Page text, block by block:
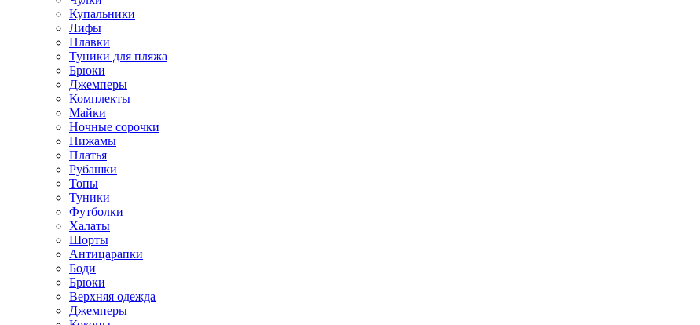
Купальники
Лифы
Плавки
Туники для пляжа
Брюки
Джемперы
Комплекты
Майки
Ночные сорочки
Пижамы
Платья
Рубашки
Топы
Туники
Футболки
Халаты
Шорты
Антицарапки
Боди
Брюки
Верхняя одежда
Джемперы